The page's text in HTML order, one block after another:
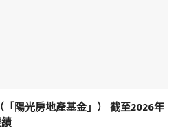
「陽光房地產基金」） 截至2026年